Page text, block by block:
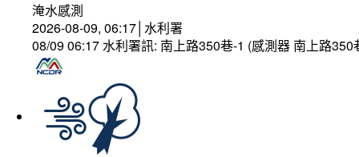
淹水感測
2026-08-09, 06:17│水利署
08/09 06:17 水利署訊: 南上路350巷-1 (感測器 南上路